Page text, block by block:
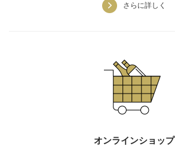
さらに詳しく
オンラインショップ